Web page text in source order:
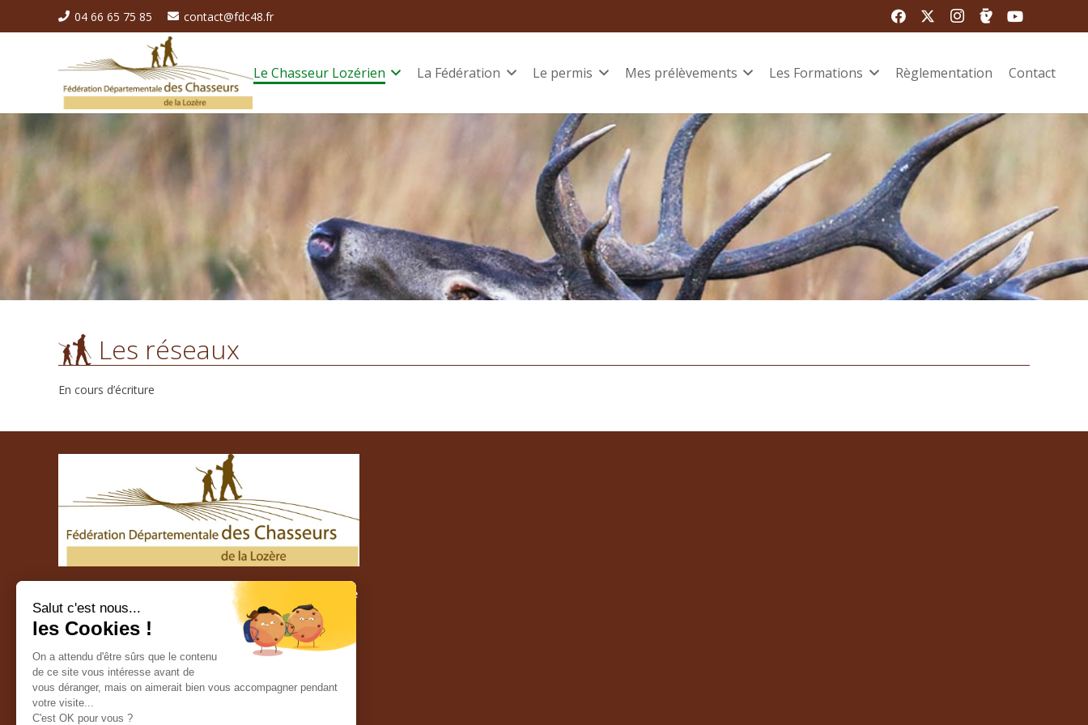
Salut c'est nous...
les Cookies !
On a attendu d'être sûrs que le contenu
de ce site vous intéresse avant de
vous déranger, mais on aimerait bien vous accompagner pendant
votre visite...
C'est OK pour vous ?
04 66 65 75 85 contact@fdc48.fr
Le Chasseur Lozérien La Fédération Le permis Mes prélèvements Les Formations Règlementation Contact
Les réseaux
En cours d’écriture
Fédération Départementale des Chasseurs de Lozère
38 route du Chapitre – 48000 MENDE
Tél. : 04 66 65 75 85
Mail : contact@fdc48.fr